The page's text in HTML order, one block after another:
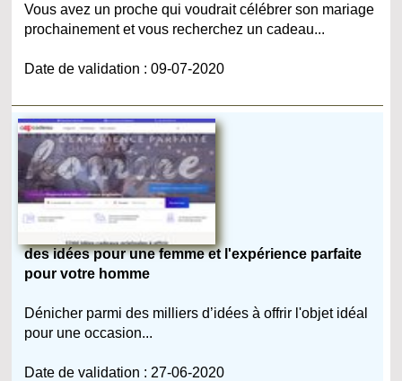
Vous avez un proche qui voudrait célébrer son mariage
prochainement et vous recherchez un cadeau...
Date de validation : 09-07-2020
des idées pour une femme et l'expérience parfaite
pour votre homme
Dénicher parmi des milliers d’idées à offrir l'objet idéal
pour une occasion...
Date de validation : 27-06-2020